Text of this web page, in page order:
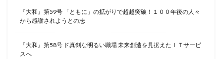
『大和』第59号 「ともに」の拡がりで超越突破！１００年後の人々
から感謝されようとの志
『大和』第58号 ド真剣な明るい職場 未来創造を見据えたＩＴサービ
スへ